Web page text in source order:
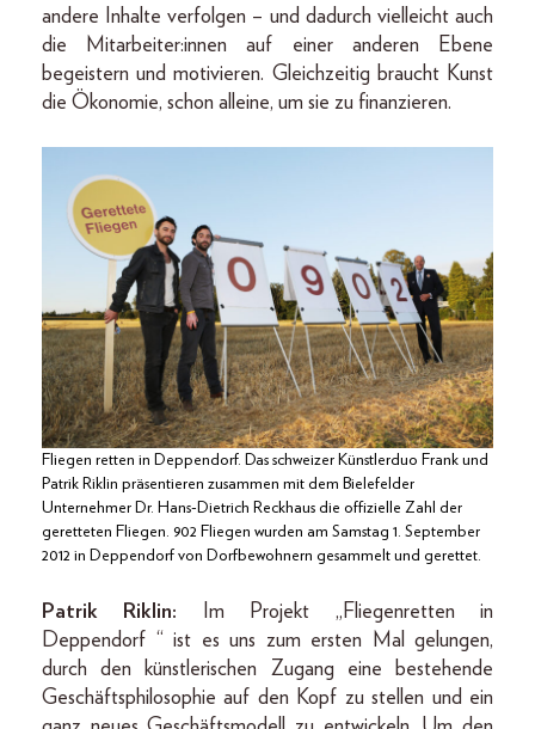
andere Inhalte verfolgen – und dadurch vielleicht auch
die Mitarbeiter:innen auf einer anderen Ebene
begeistern und motivieren. Gleichzeitig braucht Kunst
die Ökonomie, schon alleine, um sie zu finanzieren.
Fliegen retten in Deppendorf. Das schweizer Künstlerduo Frank und
Patrik Riklin präsentieren zusammen mit dem Bielefelder
Unternehmer Dr. Hans-Dietrich Reckhaus die offizielle Zahl der
geretteten Fliegen. 902 Fliegen wurden am Samstag 1. September
2012 in Deppendorf von Dorfbewohnern gesammelt und gerettet.
Patrik Riklin: Im Projekt „Fliegenretten in
Deppendorf “ ist es uns zum ersten Mal gelungen,
durch den künstlerischen Zugang eine bestehende
Geschäftsphilosophie auf den Kopf zu stellen und ein